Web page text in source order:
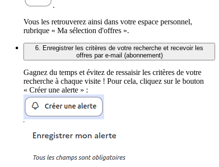
.
Vous les retrouverez ainsi dans votre espace personnel,
rubrique « Ma sélection d'offres ».
6. Enregistrer les critères de votre recherche et recevoir les
offres par e-mail (abonnement)
Gagnez du temps et évitez de ressaisir les critères de votre
recherche à chaque visite ! Pour cela, cliquez sur le bouton
« Créer une alerte » :